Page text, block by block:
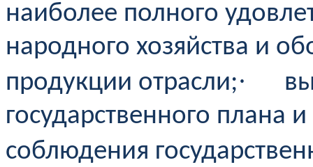
наиболее полного
народного хозяйства и
продукции отрасли;·
государственного плана
соблюдения